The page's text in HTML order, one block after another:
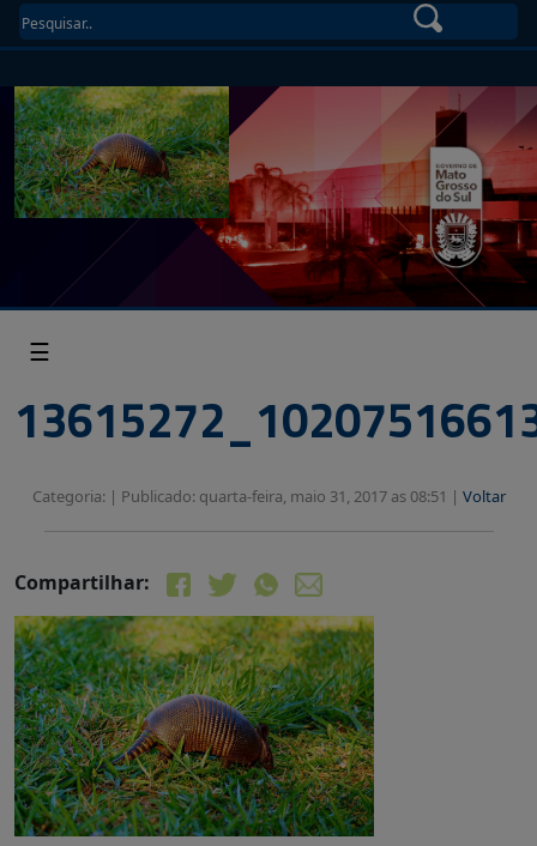
☰
Categoria: | Publicado: quarta-feira, maio 31, 2017 as 08:51 | Voltar
Compartilhar: